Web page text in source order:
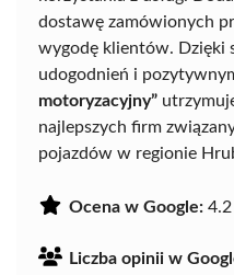
dostawę zamówionych
wygodę klientów. Dzięki
udogodnień i
motoryzacyjny”
najlepszych firm
pojazdów w regionie
Ocena w Google: 4.2
Liczba opinii w